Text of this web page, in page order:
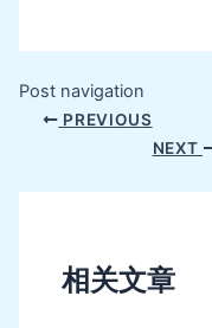
Post navigation
PREVIOUS
NEXT
相关文章